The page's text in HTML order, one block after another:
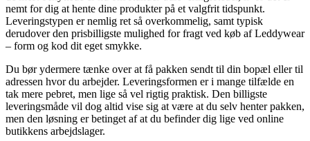
nemt for dig at hente dine produkter på et valgfrit tidspunkt.
Leveringstypen er nemlig ret så overkommelig, samt typisk
derudover den prisbilligste mulighed for fragt ved køb af Leddywear
– form og kod dit eget smykke.
Du bør ydermere tænke over at få pakken sendt til din bopæl eller til
adressen hvor du arbejder. Leveringsformen er i mange tilfælde en
tak mere pebret, men lige så vel rigtig praktisk. Den billigste
leveringsmåde vil dog altid vise sig at være at du selv henter pakken,
men den løsning er betinget af at du befinder dig lige ved online
butikkens arbejdslager.